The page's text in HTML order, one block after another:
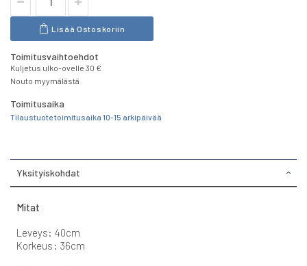
Lisää Ostoskoriin
Toimitusvaihtoehdot
Kuljetus ulko-ovelle 30 €
Nouto myymälästä
Toimitusaika
Tilaustuote toimitusaika 10-15 arkipäivää
Yksityiskohdat
Mitat
Leveys: 40cm
Korkeus: 36cm